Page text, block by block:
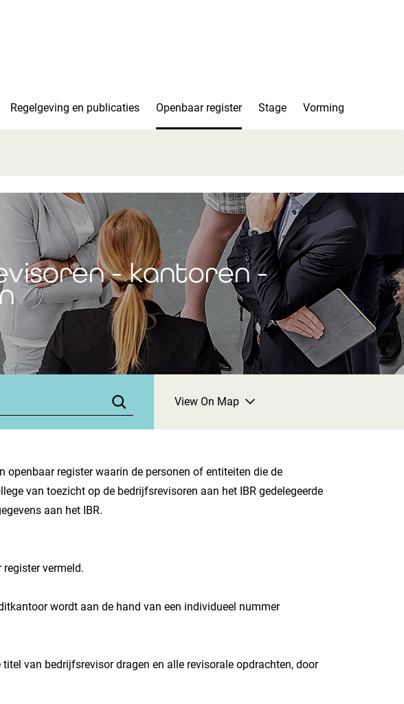
Regelgeving en publicaties Openbaar register Stage Vorming
- kantoren -
View On Map
openbaar register waarin de personen of entiteiten die de
van toezicht op de bedrijfsrevisoren aan het IBR gedelegeerde
aan het IBR.
vermeld.
wordt aan de hand van een individueel nummer
van bedrijfsrevisor dragen en alle revisorale opdrachten, door